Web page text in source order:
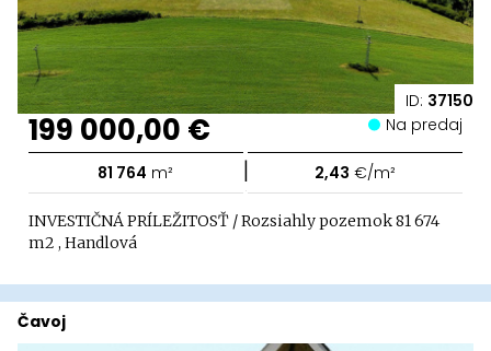
ID: 37150
199 000,00 € Na predaj
81 764 m² | 2,43 €/m²
INVESTIČNÁ PRÍLEŽITOSŤ / Rozsiahly pozemok 81 674
m2 , Handlová
Čavoj